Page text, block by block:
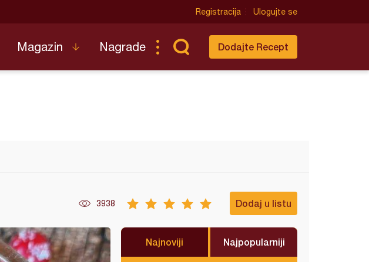
Registracija Ulogujte se
Magazin Nagrade Dodajte Recept
3938 Dodaj u listu
Najnoviji Najpopularniji